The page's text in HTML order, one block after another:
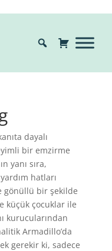
dayalı
bir emzirme
yanı sıra,
hatları
gönüllü bir şekilde
küçük çocuklar ile
kurucularından
Armadillo’da
gerekir ki, sadece